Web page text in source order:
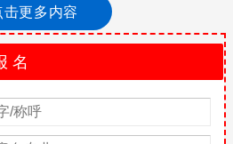
榜
地 区 高职院校数
击更多内容